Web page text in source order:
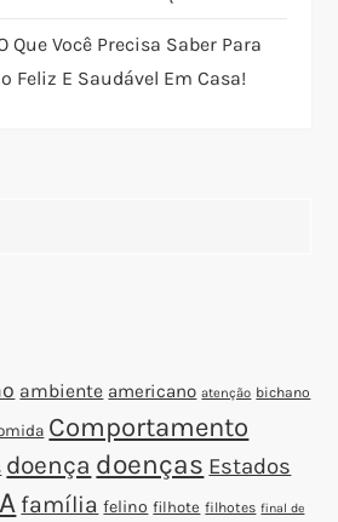
Que Você Precisa Saber Para
Feliz E Saudável Em Casa!
ambiente americano atenção bichano
Comportamento
doença doenças Estados
família felino filhote filhotes final de